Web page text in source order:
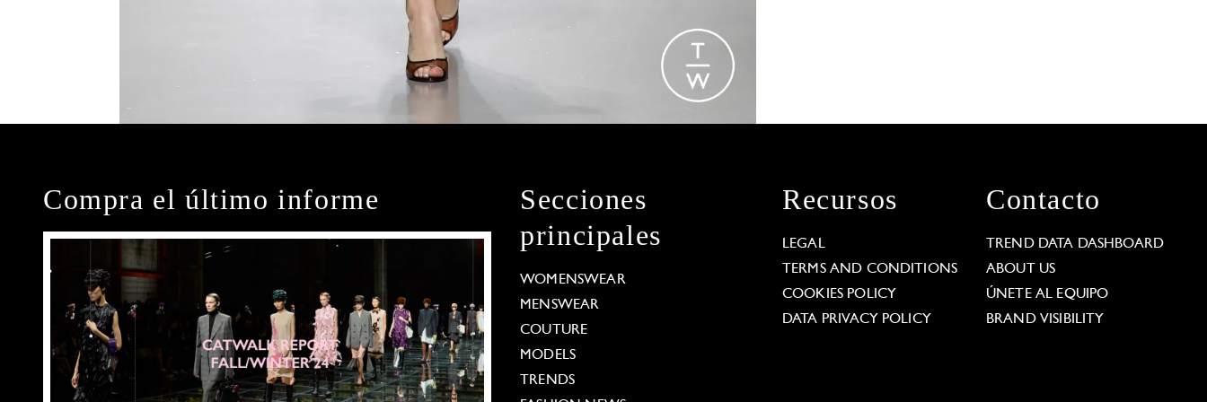
Compra el último informe
Secciones
principales
WOMENSWEAR
MENSWEAR
COUTURE
MODELS
TRENDS
Recursos
LEGAL
TERMS AND CONDITIONS
COOKIES POLICY
DATA PRIVACY POLICY
Contacto
TREND DATA DASHBOARD
ABOUT US
ÚNETE AL EQUIPO
BRAND VISIBILITY